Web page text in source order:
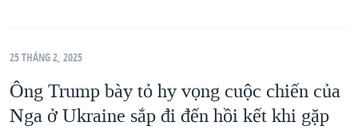
25 THÁNG 2, 2025
Ông Trump bày tỏ hy vọng cuộc chiến của
Nga ở Ukraine sắp đi đến hồi kết khi gặp